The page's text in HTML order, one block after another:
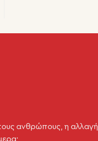
ανθρώπους, η αλλαγή